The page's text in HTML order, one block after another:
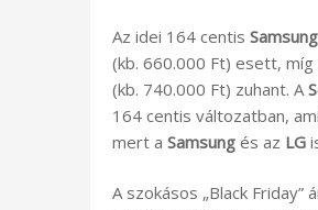
Az idei 164 centis Samsung
(kb. 660.000 Ft) esett, míg
(kb. 740.000 Ft) zuhant. A
164 centis változatban,
mert a Samsung és az LG
A szokásos „Black